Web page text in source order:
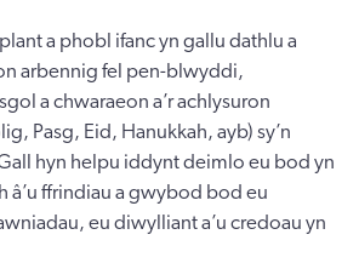
a phobl ifanc yn gallu dathlu a
arbennig fel pen-blwyddi,
a chwaraeon a’r achlysuron
Pasg, Eid, Hanukkah, ayb) sy’n
hyn helpu iddynt deimlo eu bod yn
â’u ffrindiau a gwybod bod eu
eu diwylliant a’u credoau yn